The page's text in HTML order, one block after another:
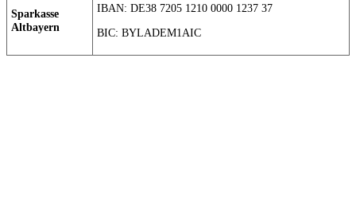
Sparkasse
Altbayern
IBAN: DE38 7205 1210 0000 1237 37
BIC: BYLADEM1AIC